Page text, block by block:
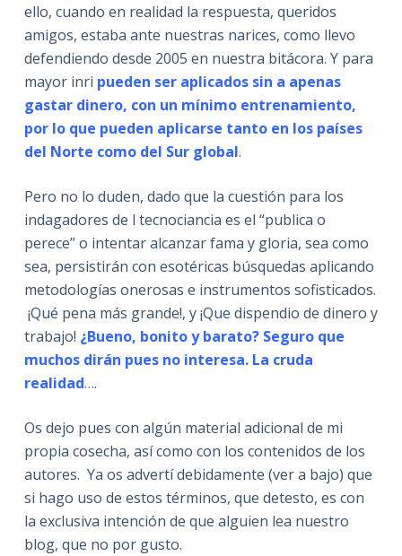
ello, cuando en realidad la respuesta, queridos
amigos, estaba ante nuestras narices, como llevo
defendiendo desde 2005 en nuestra bitácora. Y para
mayor inri pueden ser aplicados sin a apenas
gastar dinero, con un mínimo entrenamiento,
por lo que pueden aplicarse tanto en los países
del Norte como del Sur global.
Pero no lo duden, dado que la cuestión para los
indagadores de l tecnociancia es el “publica o
perece” o intentar alcanzar fama y gloria, sea como
sea, persistirán con esotéricas búsquedas aplicando
metodologías onerosas e instrumentos sofisticados.
¡Qué pena más grande!, y ¡Que dispendio de dinero y
trabajo! ¿Bueno, bonito y barato? Seguro que
muchos dirán pues no interesa. La cruda
realidad….
Os dejo pues con algún material adicional de mi
propia cosecha, así como con los contenidos de los
autores. Ya os advertí debidamente (ver a bajo) que
si hago uso de estos términos, que detesto, es con
la exclusiva intención de que alguien lea nuestro
blog, que no por gusto.